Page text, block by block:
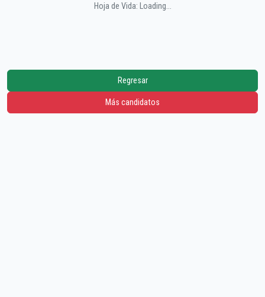
Hoja de Vida: Loading...
Regresar
Más candidatos